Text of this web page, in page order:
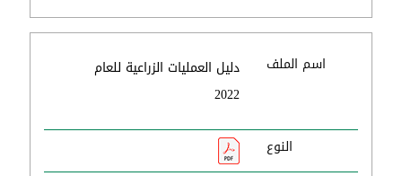
اسم الملف
دليل العمليات الزراعية للعام
2022
النوع